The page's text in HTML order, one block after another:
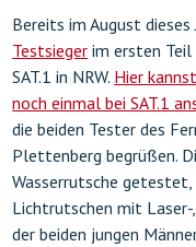
Bereits im August
Testsieger im ersten
SAT.1 in NRW. Hier
noch einmal bei SAT.1
die beiden Tester des
Plettenberg begrüßen.
Wasserrutsche
Lichtrutschen mit
der beiden jungen